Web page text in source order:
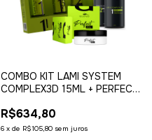
COMBO KIT LAMI SYSTEM
COMPLEX3D 15ML + PERFECT
COMPLEX3D
R$634,80
6 x de R$105,80 sem juros